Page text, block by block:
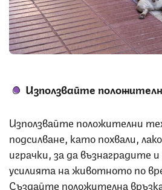
Използвайте
Използвайте положителни
подсилване, като похвали,
играчки, за да възнаградите
усилията на животното по
Създайте положителна